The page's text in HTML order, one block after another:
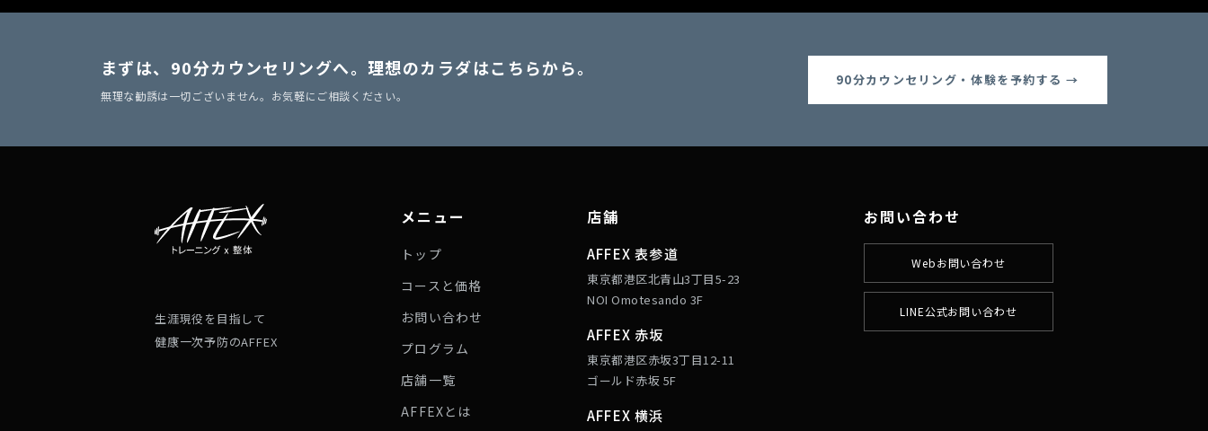
まずは、90分カウンセリングへ。 理想のカラダはこちらから。
無理な勧誘は一切ございません。お気軽にご相談ください。
90分カウンセリング・体験を予約する →
生涯現役を目指して
健康一次予防のAFFEX
メニュー
トップ
コースと価格
お問い合わせ
プログラム
店舗一覧
AFFEXとは
店舗
AFFEX 表参道
東京都港区北青山3丁目5-23
NOI Omotesando 3F
AFFEX 赤坂
東京都港区赤坂3丁目12-11
ゴールド赤坂 5F
AFFEX 横浜
お問い合わせ
Webお問い合わせ
LINE公式お問い合わせ